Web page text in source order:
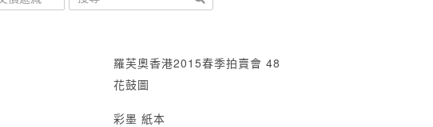
羅芙奧香港2015春季拍賣會 48
花鼓圖
彩墨 紙本